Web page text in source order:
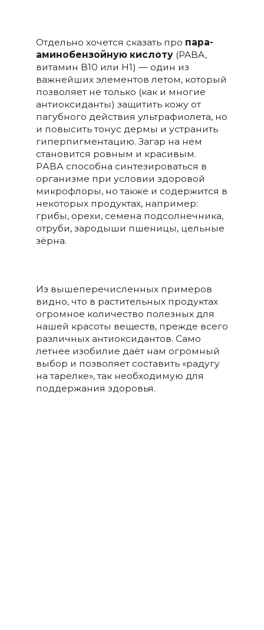
Отдельно хочется сказать про пара-
аминобензойную кислоту(PABA,
витамин В10 или Н1) — один из
важнейших элементов летом, который
позволяет не только (как и многие
антиоксиданты) защитить кожу от
пагубного действия ультрафиолета, но
и повысить тонус дермы и устранить
гиперпигментацию. Загар на нем
становится ровным и красивым.
PАBА способна синтезироваться в
организме при условии здоровой
микрофлоры, но также и содержится в
некоторых продуктах, например:
грибы, орехи, семена подсолнечника,
отруби, зародыши пшеницы, цельные
зёрна.
Из вышеперечисленных примеров
видно, что в растительных продуктах
огромное количество полезных для
нашей красоты веществ, прежде всего
различных антиоксидантов. Само
летнее изобилие даёт нам огромный
выбор и позволяет составить «радугу
на тарелке», так необходимую для
поддержания здоровья.